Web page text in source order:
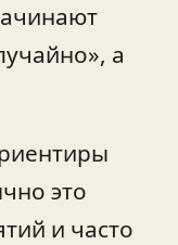
а
это
и часто